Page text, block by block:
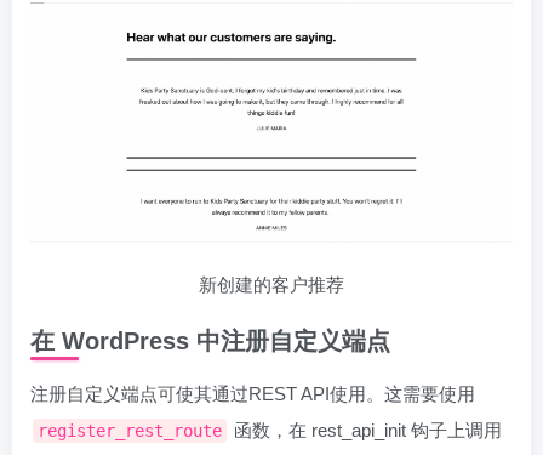
新创建的客户推荐
在 WordPress 中注册自定义端点
注册自定义端点可使其通过REST API使用。这需要使用
register_rest_route
函数，在 rest_api_init 钩子上调用